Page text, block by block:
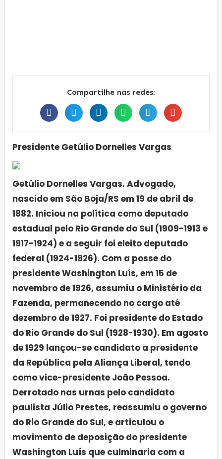
Compartilhe nas redes:
Presidente Getúlio Dornelles Vargas
Getúlio Dornelles Vargas. Advogado,
nascido em São Boja/RS em 19 de abril de
1882. Iniciou na política como deputado
estadual pelo Rio Grande do Sul (1909-1913 e
1917-1924) e a seguir foi eleito deputado
federal (1924-1926). Com a posse do
presidente Washington Luís, em 15 de
novembro de 1926, assumiu o Ministério da
Fazenda, permanecendo no cargo até
dezembro de 1927. Foi presidente do Estado
do Rio Grande do Sul (1928-1930). Em agosto
de 1929 lançou-se candidato a presidente
da República pela Aliança Liberal, tendo
como vice-presidente João Pessoa.
Derrotado nas urnas pelo candidato
paulista Júlio Prestes, reassumiu o governo
do Rio Grande do Sul, e articulou o
movimento de deposição do presidente
Washington Luís que culminaria com a